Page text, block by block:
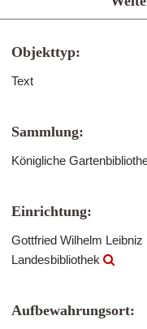
Objekttyp:
Text
Sammlung:
Königliche
Einrichtung:
Gottfried Wilhelm
Landesbibliothek
Aufbewahrungsort: